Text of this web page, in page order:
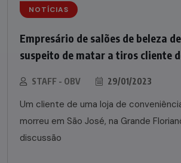
NOTÍCIAS
Empresário de salões de beleza
suspeito de matar a tiros cliente
STAFF - OBV 29/01/2023
Um cliente de uma loja de
morreu em São José, na Grande
discussão